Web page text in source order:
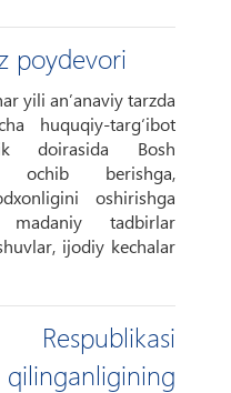
poydevori
yili an’anaviy tarzda
huquqiy-targ‘ibot
doirasida Bosh
ochib berishga,
oshirishga
madaniy tadbirlar
ijodiy kechalar